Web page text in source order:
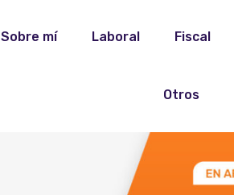
Sobre mí Laboral Fiscal
Otros